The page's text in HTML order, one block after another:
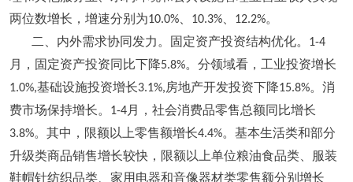
两位数增长，增速分别为10.0%、 10.3%、 12.2%。
二、内外需求协同发力。固定资产投资结构优化。
1-4
月，固定资产投资同比下降5.8%。分领域看，工业投资增长
1.0%,基础设施投资增长3.1%,房地产开发投资下降15.8%。消
费市场保持增长。
1-4月，社会消费品零售总额同比增长
3.8%。其中，限额以上零售额增长4.4%。基本生活类和部分
升级类商品销售增长较快，限额以上单位粮油食品类、服装
鞋帽针纺织品类、家用电器和音像器材类零售额分别增长